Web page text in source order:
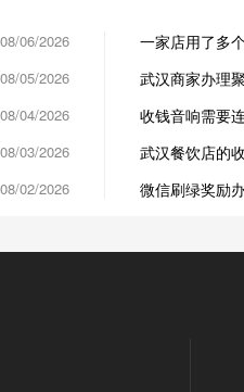
08/06/2026
08/05/2026
08/04/2026
08/03/2026
08/02/2026
一家店用了多
武汉商家办理
收钱音响需要
武汉餐饮店的
微信刷绿奖励